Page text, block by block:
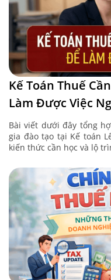
Kế Toán Thuế
Làm Được Việc
Bài viết dưới đây tổng
gia đào tạo tại Kế toán
kiến thức cần học và lộ